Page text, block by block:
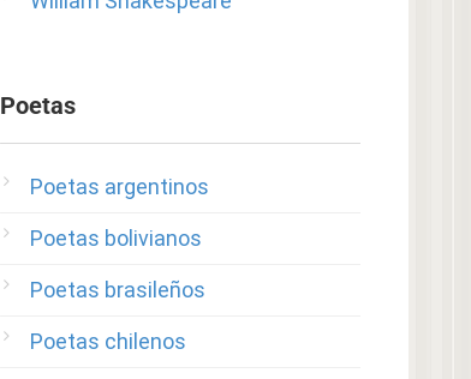
Poetas
Poetas argentinos
Poetas bolivianos
Poetas brasileños
Poetas chilenos